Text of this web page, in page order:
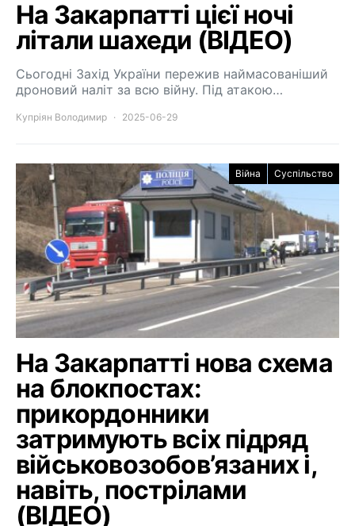
На Закарпатті цієї ночі
літали шахеди (ВІДЕО)
Сьогодні Захід України пережив наймасованіший
дроновий наліт за всю війну. Під атакою…
Купріян Володимир 2025-06-29
Війна Суспільство
На Закарпатті нова схема
на блокпостах:
прикордонники
затримують всіх підряд
військовозобов’язаних і,
навіть, пострілами
(ВІДЕО)